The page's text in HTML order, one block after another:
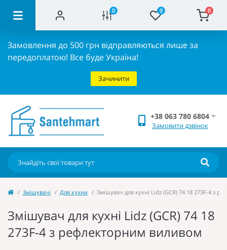
0 0 0
Замовлення до 500 грн відправляються лише за
передоплатою! Все буде Україна!
Зачинити
+38 063 780 6804
Замовити дзвінок
Змішувачі Для кухни Змішувач для кухні Lidz (GCR) 74 18 273F-4 з
Змішувач для кухні Lidz (GCR) 74 18
273F-4 з рефлекторним виливом